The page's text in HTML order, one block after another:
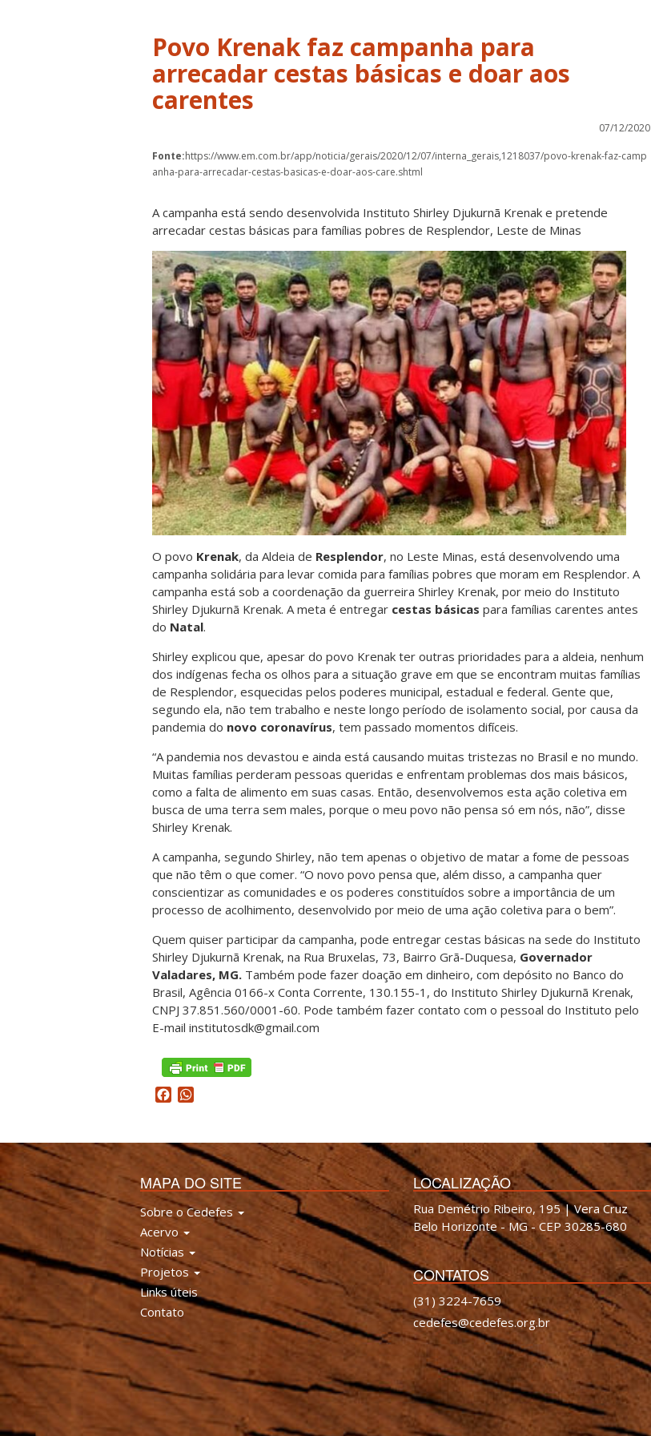
Povo Krenak faz campanha para
arrecadar cestas básicas e doar aos
carentes
07/12/2020
Fonte:https://www.em.com.br/app/noticia/gerais/2020/12/07/interna_gerais,1218037/povo-krenak-faz-camp
anha-para-arrecadar-cestas-basicas-e-doar-aos-care.shtml
A campanha está sendo desenvolvida Instituto Shirley Djukurnã Krenak e pretende
arrecadar cestas básicas para famílias pobres de Resplendor, Leste de Minas
O povo Krenak, da Aldeia de Resplendor, no Leste Minas, está desenvolvendo uma
campanha solidária para levar comida para famílias pobres que moram em Resplendor. A
campanha está sob a coordenação da guerreira Shirley Krenak, por meio do Instituto
Shirley Djukurnã Krenak. A meta é entregar cestas básicas para famílias carentes antes
do Natal.
Shirley explicou que, apesar do povo Krenak ter outras prioridades para a aldeia, nenhum
dos indígenas fecha os olhos para a situação grave em que se encontram muitas famílias
de Resplendor, esquecidas pelos poderes municipal, estadual e federal. Gente que,
segundo ela, não tem trabalho e neste longo período de isolamento social, por causa da
pandemia do novo coronavírus, tem passado momentos difíceis.
“A pandemia nos devastou e ainda está causando muitas tristezas no Brasil e no mundo.
Muitas famílias perderam pessoas queridas e enfrentam problemas dos mais básicos,
como a falta de alimento em suas casas. Então, desenvolvemos esta ação coletiva em
busca de uma terra sem males, porque o meu povo não pensa só em nós, não”, disse
Shirley Krenak.
A campanha, segundo Shirley, não tem apenas o objetivo de matar a fome de pessoas
que não têm o que comer. “O novo povo pensa que, além disso, a campanha quer
conscientizar as comunidades e os poderes constituídos sobre a importância de um
processo de acolhimento, desenvolvido por meio de uma ação coletiva para o bem”.
Quem quiser participar da campanha, pode entregar cestas básicas na sede do Instituto
Shirley Djukurnã Krenak, na Rua Bruxelas, 73, Bairro Grã-Duquesa, Governador
Valadares, MG. Também pode fazer doação em dinheiro, com depósito no Banco do
Brasil, Agência 0166-x Conta Corrente, 130.155-1, do Instituto Shirley Djukurnã Krenak,
CNPJ 37.851.560/0001-60. Pode também fazer contato com o pessoal do Instituto pelo
E-mail institutosdk@gmail.com
Facebook
MAPA DO SITE
Sobre o Cedefes
Acervo
Notícias
Projetos
Links úteis
Contato
LOCALIZAÇÃO
Rua Demétrio Ribeiro, 195 | Vera Cruz
Belo Horizonte - MG - CEP 30285-680
CONTATOS
(31) 3224-7659
cedefes@cedefes.org.br